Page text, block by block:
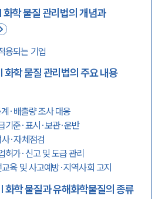
학 물질 관리법의 개념과
용되는 기업
화학 물질 관리법의 주요 내용
·배출량 조사 대응
기준·표시·보관·운반
·자체점검
허가·신고 및 도급 관리
육 및 사고예방·지역사회 고지
화학 물질과 유해화학물질의 종류